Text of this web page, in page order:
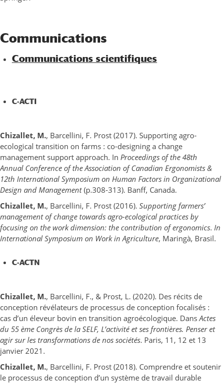
Communications
Communications scientifiques
C-ACTI
Chizallet, M., Barcellini, F. Prost (2017). Supporting agro-
ecological transition on farms : co-designing a change
management support approach. In Proceedings of the 48th
Annual Conference of the Association of Canadian Ergonomists &
12th International Symposium on Human Factors in Organizational
Design and Management(p.308-313). Banff, Canada.
Chizallet, M., Barcellini, F. Prost (2016). Supporting farmers’
management of change towards agro-ecological practices by
focusing on the work dimension: the contribution of ergonomics. In
International Symposium on Work in Agriculture, Maringà, Brasil.
C-ACTN
Chizallet, M., Barcellini, F., & Prost, L. (2020). Des récits de
conception révélateurs de processus de conception focalisés :
cas d’un éleveur bovin en transition agroécologique. DansActes
du 55 ème Congrès de la SELF, L’activité et ses frontières. Penser et
agir sur les transformations de nos sociétés. Paris, 11, 12 et 13
janvier 2021.
Chizallet, M., Barcellini, F. Prost (2018). Comprendre et soutenir
le processus de conception d’un système de travail durable